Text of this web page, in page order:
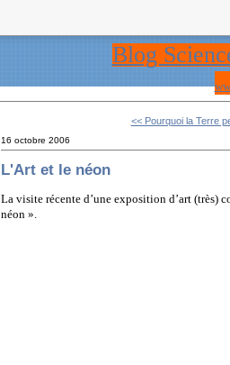
Blog
<< Pourquoi la Terre
16 octobre 2006
L'Art et le néon
La visite récente d’une exposition d’art (très)
néon ».